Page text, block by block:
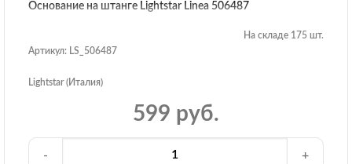
Основание на штанге Lightstar Linea 506487
На складе 175 шт.
Артикул: LS_506487
Lightstar (Италия)
599 руб.
- +